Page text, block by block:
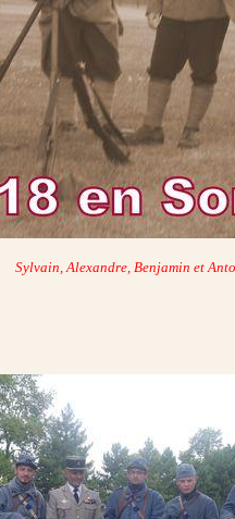
Sylvain, Alexandre, Benjamin et